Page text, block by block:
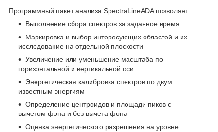
Программный пакет анализа SpectraLineADA позволяет:
Выполнение сбора спектров за заданное время
Маркировка и выбор интересующих областей и их
исследование на отдельной плоскости
Увеличение или уменьшение масштаба по
горизонтальной и вертикальной оси
Энергетическая калибровка спектров по двум
известным энергиям
Определение центроидов и площади пиков с
вычетом фона и без вычета фона
Оценка энергетического разрешения на уровне